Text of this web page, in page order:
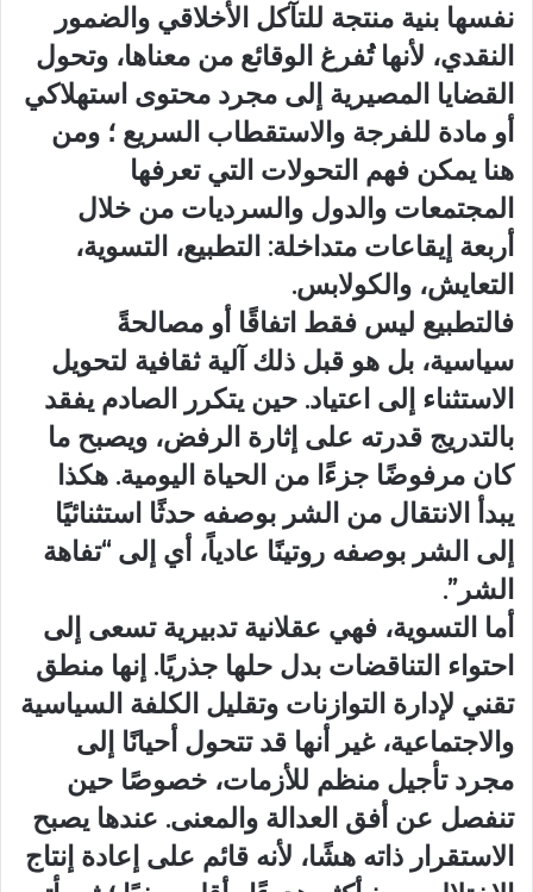
نفسها بنية منتجة للتآكل الأخلاقي والضمور
النقدي، لأنها تُفرغ الوقائع من معناها، وتحول
القضايا المصيرية إلى مجرد محتوى استهلاكي
أو مادة للفرجة والاستقطاب السريع ؛ ومن
هنا يمكن فهم التحولات التي تعرفها
المجتمعات والدول والسرديات من خلال
أربعة إيقاعات متداخلة: التطبيع، التسوية،
التعايش، والكولابس.
فالتطبيع ليس فقط اتفاقًا أو مصالحةً
سياسية، بل هو قبل ذلك آلية ثقافية لتحويل
الاستثناء إلى اعتياد. حين يتكرر الصادم يفقد
بالتدريج قدرته على إثارة الرفض، ويصبح ما
كان مرفوضًا جزءًا من الحياة اليومية. هكذا
يبدأ الانتقال من الشر بوصفه حدثًا استثنائيًا
إلى الشر بوصفه روتينًا عادياً، أي إلى “تفاهة
الشر”.
أما التسوية، فهي عقلانية تدبيرية تسعى إلى
احتواء التناقضات بدل حلها جذريًا. إنها منطق
تقني لإدارة التوازنات وتقليل الكلفة السياسية
والاجتماعية، غير أنها قد تتحول أحيانًا إلى
مجرد تأجيل منظم للأزمات، خصوصًا حين
تنفصل عن أفق العدالة والمعنى. عندها يصبح
الاستقرار ذاته هشًا، لأنه قائم على إعادة إنتاج